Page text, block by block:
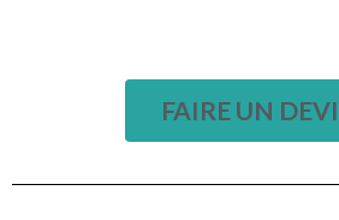
FAIRE UN